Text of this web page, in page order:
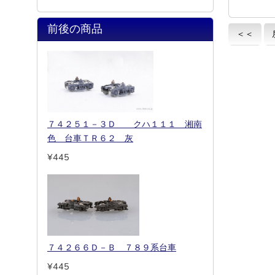
＜＜
前後の商品
７４２５１－３Ｄ クハ１１１ 湘南
色 台車ＴＲ６２ 灰
¥445
７４２６６Ｄ－Ｂ ７８９系台車
¥445